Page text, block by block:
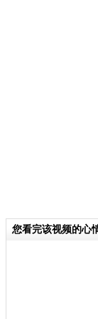
您看完该视频的心